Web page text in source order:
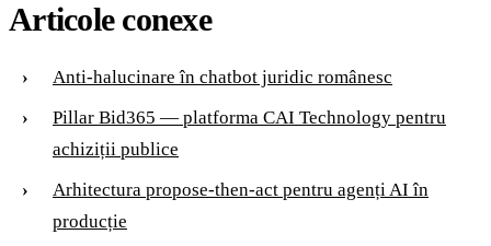
Articole conexe
Anti-halucinare în chatbot juridic românesc
Pillar Bid365 — platforma CAI Technology pentru
achiziții publice
Arhitectura propose-then-act pentru agenți AI în
producție